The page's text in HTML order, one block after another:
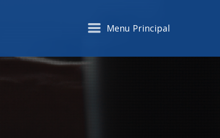
Menu Principal